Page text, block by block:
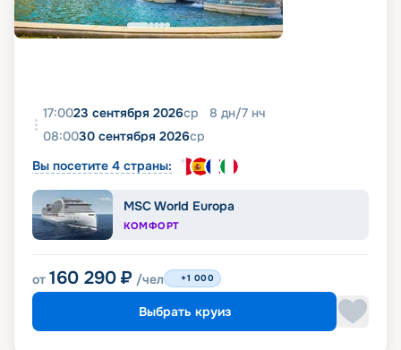
17:0023 сентября 2026ср 8 дн/7 нч
08:0030 сентября 2026ср
Вы посетите 4 страны:
MSC World Europa
КОМФОРТ
от 160 290 ₽ /чел +1 000
Выбрать круиз